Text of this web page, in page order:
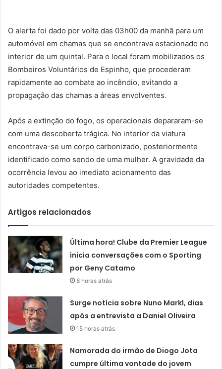
O alerta foi dado por volta das 03h00 da manhã para um
automóvel em chamas que se encontrava estacionado no
interior de um quintal. Para o local foram mobilizados os
Bombeiros Voluntários de Espinho, que procederam
rapidamente ao combate ao incêndio, evitando a
propagação das chamas a áreas envolventes.
Após a extinção do fogo, os operacionais depararam-se
com uma descoberta trágica. No interior da viatura
encontrava-se um corpo carbonizado, posteriormente
identificado como sendo de uma mulher. A gravidade da
ocorrência levou ao imediato acionamento das
autoridades competentes.
Artigos relacionados
Última hora! Clube da Premier League
inicia conversações com o Sporting
por Geny Catamo
8 horas atrás
Surge notícia sobre Nuno Markl, dias
após a entrevista a Daniel Oliveira
15 horas atrás
Namorada do irmão de Diogo Jota
cumpre última vontade do jovem